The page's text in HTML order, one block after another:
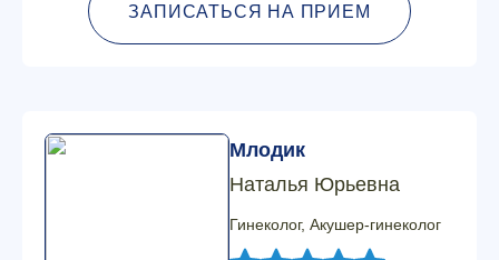
ЗАПИСАТЬСЯ НА ПРИЕМ
Млодик
Наталья Юрьевна
Гинеколог, Акушер-гинеколог